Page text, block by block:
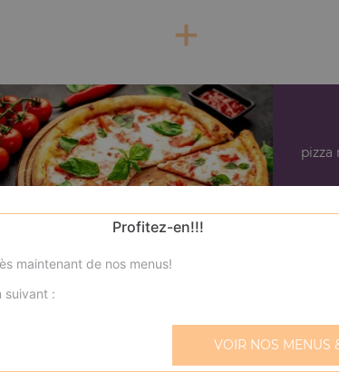
+
pizza
zap' dwich viande hachée, zap' dwich jambon,
Profitez-en!!!
maintenant de nos menus!
suivant :
VOIR NOS MENUS